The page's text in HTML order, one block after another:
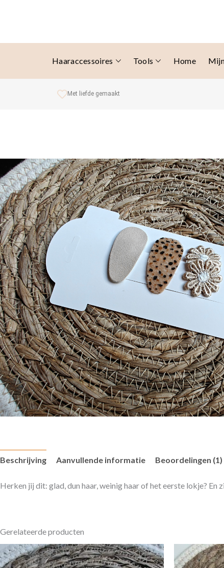
Haaraccessoires Tools Home
Met liefde gemaakt
Beschrijving Aanvullende informatie Beoordelingen (1)
Herken jij dit: glad, dun haar, weinig haar of het eerste lokje?
Gerelateerde producten